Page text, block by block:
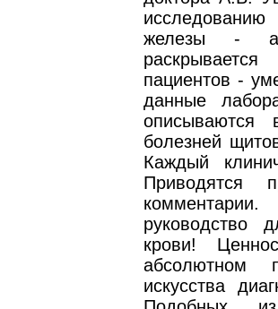
железы -
пациентов -
данные
описываются
болезней
Каждый
Приводятся
руководство
крови!
абсолютном
искусства